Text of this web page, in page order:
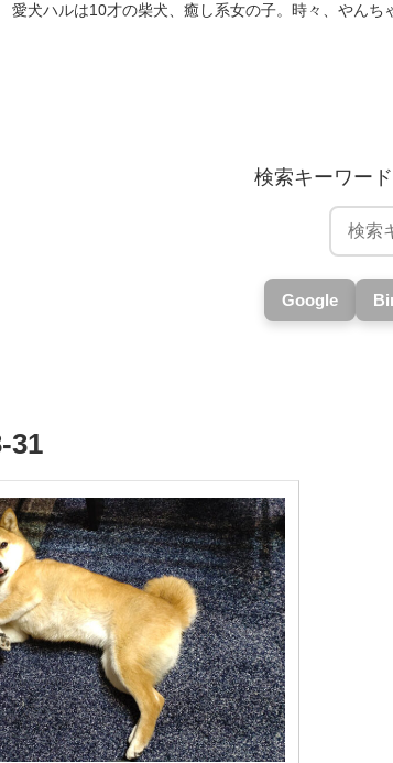
愛犬ハルは10才の柴犬、癒し系女の子。時々、やんち
検索キーワー
Google
31